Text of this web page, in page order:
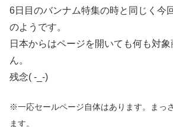
6日目のバンナム特集の時と同じく今
のようです。
日本からはページを開いても何も対
ん。
残念( -_-)
※一応セールページ自体はあります。まっ
ます。